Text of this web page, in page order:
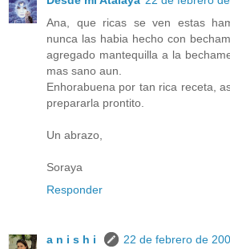
Ana, que ricas se ven estas
nunca las habia hecho con
agregado mantequilla a la
mas sano aun.
Enhorabuena por tan rica receta,
prepararla prontito.
Un abrazo,
Soraya
Responder
a n i s h i
22 de febrero de